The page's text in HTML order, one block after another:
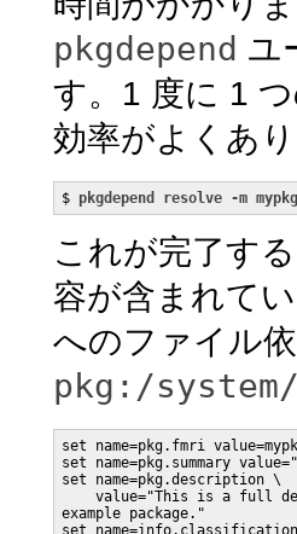
pkgdepend ユ
す。1 度に 1
効率がよくあり
$ pkgdepend resolve -m
これが完了す
容が含まれてい
へのファイル
pkg:/
set name=pkg.fmri
set name=pkg.summary
set name=pkg.description \
value="This is a full
example package."
set